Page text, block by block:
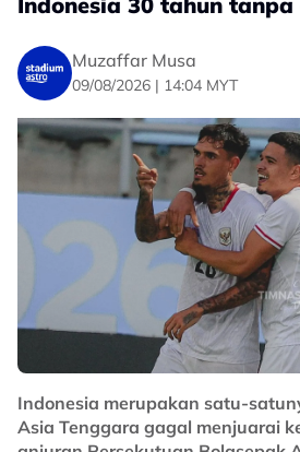
Muzaffar Musa
09/08/2026 | 14:04 MYT
Indonesia merupakan satu-
Asia Tenggara gagal menjuarai